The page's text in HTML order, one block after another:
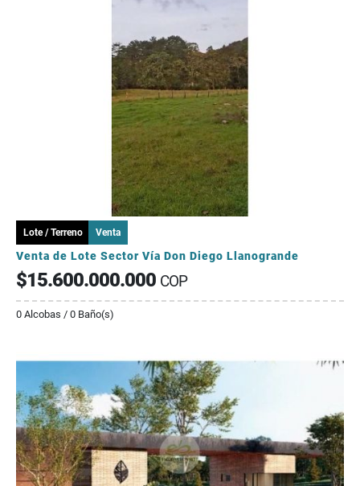
Lote / Terreno Venta
Venta de Lote Sector Vía Don Diego Llanogrande
$15.600.000.000 COP
0 Alcobas / 0 Baño(s)